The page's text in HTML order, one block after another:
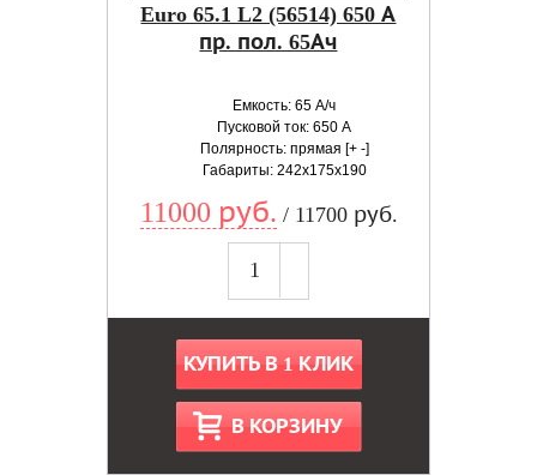
Euro 65.1 L2 (56514) 650 А
пр. пол. 65Ач
Емкость: 65 А/ч
Пусковой ток: 650 А
Полярность: прямая [+ -]
Габариты: 242x175x190
11000 руб. / 11700 руб.
КУПИТЬ В 1 КЛИК
В КОРЗИНУ